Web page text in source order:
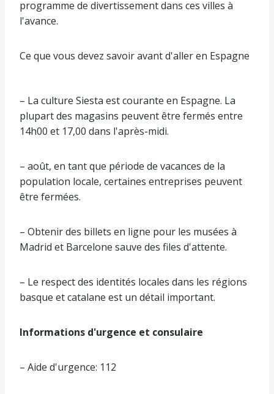
programme de divertissement dans ces villes à
l'avance.
Ce que vous devez savoir avant d'aller en Espagne
– La culture Siesta est courante en Espagne. La
plupart des magasins peuvent être fermés entre
14h00 et 17,00 dans l'après-midi.
– août, en tant que période de vacances de la
population locale, certaines entreprises peuvent
être fermées.
– Obtenir des billets en ligne pour les musées à
Madrid et Barcelone sauve des files d'attente.
– Le respect des identités locales dans les régions
basque et catalane est un détail important.
Informations d'urgence et consulaire
– Aide d'urgence: 112